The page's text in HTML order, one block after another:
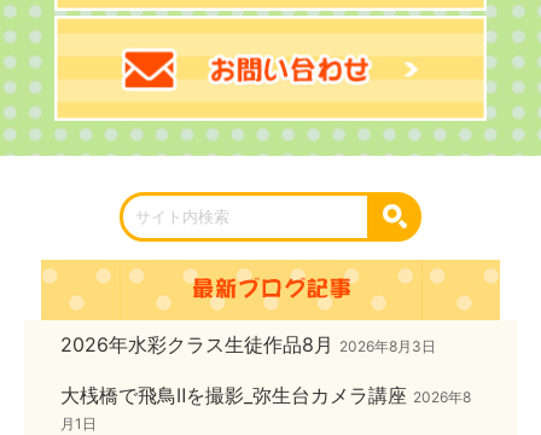
2026年水彩クラス生徒作品8月 2026年8月3日
大桟橋で飛鳥Ⅱを撮影_弥生台カメラ講座 2026年8
月1日